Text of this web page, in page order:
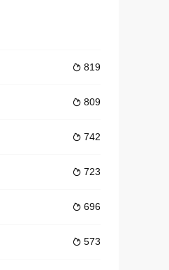
 819
 809
 742
 723
 696
 573